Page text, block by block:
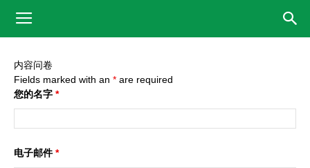
内容问卷
Fields marked with an * are required
您的名字 *
电子邮件*